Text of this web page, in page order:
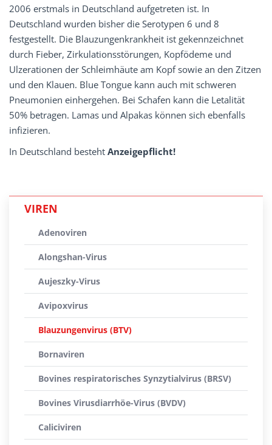
2006 erstmals in Deutschland auf­getreten ist. In
Deutschland wurden bisher die Serotypen 6 und 8
festgestellt. Die Blauzungenkrankheit ist gekennzeichnet
durch Fieber, Zirkulationsstörungen, Kopfödeme und
Ulzerationen der Schleimhäute am Kopf sowie an den Zitzen
und den Klauen. Blue Tongue kann auch mit schweren
Pneumonien einhergehen. Bei Schafen kann die Letalität
50% betragen. Lamas und Alpakas können sich ebenfalls
infizieren.
In Deutschland besteht Anzeigepflicht!
VIREN
Adenoviren
Alongshan-Virus
Aujeszky-Virus
Avipoxvirus
Blauzungenvirus (BTV)
Bornaviren
Bovines respiratorisches Synzytialvirus (BRSV)
Bovines Virusdiarrhöe-Virus (BVDV)
Caliciviren